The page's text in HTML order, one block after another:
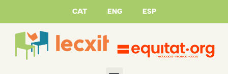
CAT ENG ESP